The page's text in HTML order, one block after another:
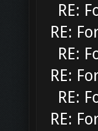
RE:
RE:
RE:
RE:
RE:
RE: